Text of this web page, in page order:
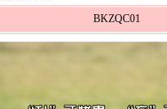
BKZQC01